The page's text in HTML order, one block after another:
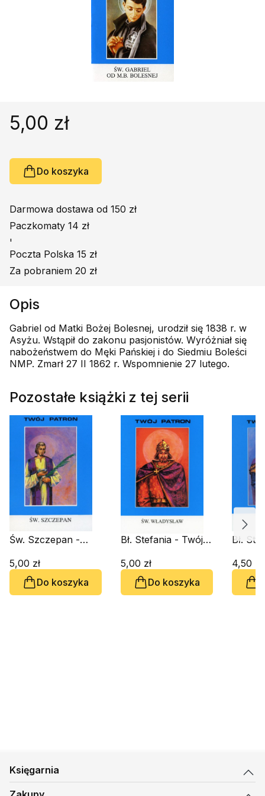
Poradniki, leksykony...
Podręczniki szkolne
5,00 zł
Do koszyka
Darmowa dostawa od 150 zł
Paczkomaty 14 zł
'
Poczta Polska 15 zł
Za pobraniem 20 zł
Opis
Gabriel od Matki Bożej Bolesnej, urodził się 1838 r. w
Asyżu. Wstąpił do zakonu pasjonistów. Wyróżniał się
nabożeństwem do Męki Pańskiej i do Siedmiu Boleści
NMP. Zmarł 27 II 1862 r. Wspomnienie 27 lutego.
Pozostałe książki z tej serii
Św. Szczepan -
5,00 zł
Do koszyka
Bł. Stefania - Twój
5,00 zł
Do koszyka
Bł.
4,50 zł
Księgarnia